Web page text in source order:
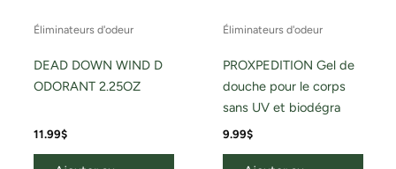
Éliminateurs d'odeur
DEAD DOWN WIND D
ODORANT 2.25OZ
11.99$
Éliminateurs d'odeur
PROXPEDITION Gel de
douche pour le corps
sans UV et biodégra
9.99$